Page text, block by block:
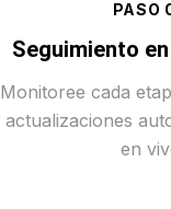
PASO
Seguimiento
Monitoree cada
actualizaciones
en